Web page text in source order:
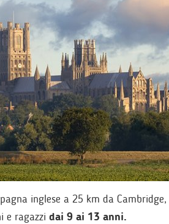
inglese a 25 km da Cambridge,
e ragazzi dai 9 ai 13 anni.